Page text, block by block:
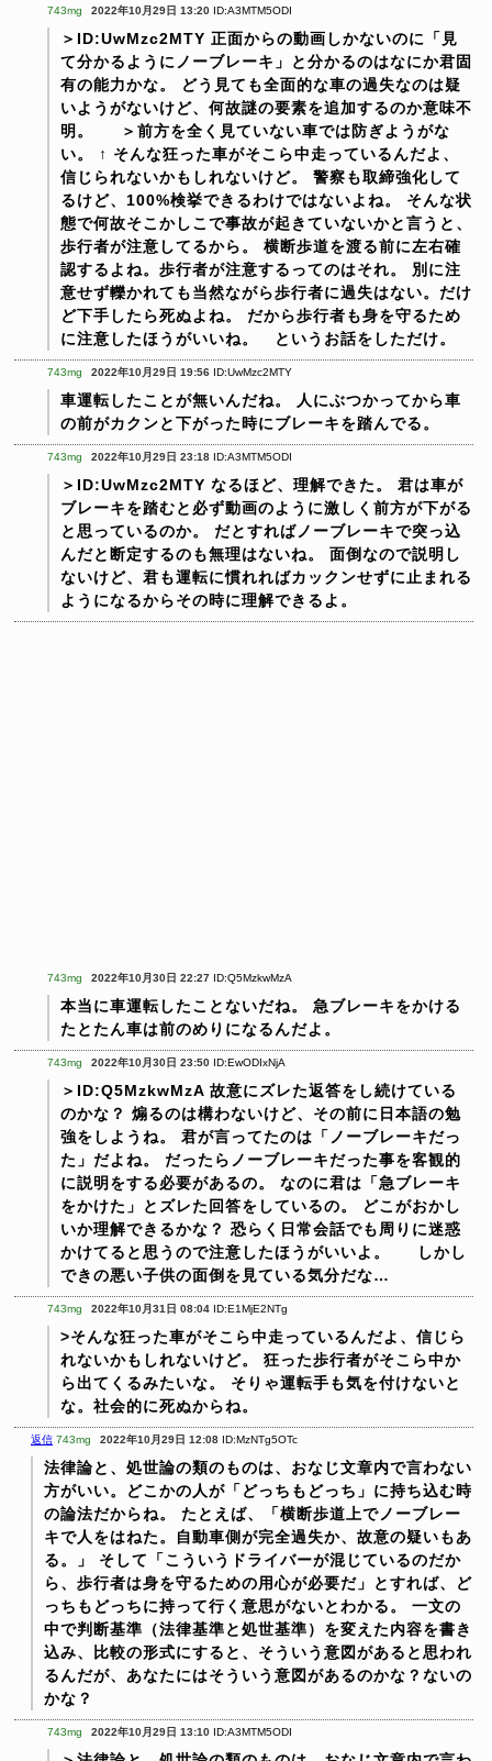
743mg 2022年10月29日 13:20 ID:A3MTM5ODI
＞ID:UwMzc2MTY 正面からの動画しかないのに「見
て分かるようにノーブレーキ」と分かるのはなにか君固
有の能力かな。
どう見ても全面的な車の過失なのは疑
いようがないけど、何故謎の要素を追加するのか意味不
明。
＞前方を全く見ていない車では防ぎようがな
い。
↑ そんな狂った車がそこら中走っているんだよ、
信じられないかもしれないけど。
警察も取締強化して
るけど、100%検挙できるわけではないよね。
そんな状
態で何故そこかしこで事故が起きていないかと言うと、
歩行者が注意してるから。
横断歩道を渡る前に左右確
認するよね。歩行者が注意するってのはそれ。
別に注
意せず轢かれても当然ながら歩行者に過失はない。だけ
ど下手したら死ぬよね。
だから歩行者も身を守るため
に注意したほうがいいね。 というお話をしただけ。
743mg 2022年10月29日 19:56 ID:UwMzc2MTY
車運転したことが無いんだね。
人にぶつかってから車
の前がカクンと下がった時にブレーキを踏んでる。
743mg 2022年10月29日 23:18 ID:A3MTM5ODI
＞ID:UwMzc2MTY なるほど、理解できた。
君は車が
ブレーキを踏むと必ず動画のように激しく前方が下がる
と思っているのか。
だとすればノーブレーキで突っ込
んだと断定するのも無理はないね。
面倒なので説明し
ないけど、君も運転に慣れればカックンせずに止まれる
ようになるからその時に理解できるよ。
743mg 2022年10月30日 22:27 ID:Q5MzkwMzA
本当に車運転したことないだね。
急ブレーキをかける
たとたん車は前のめりになるんだよ。
743mg 2022年10月30日 23:50 ID:EwODIxNjA
＞ID:Q5MzkwMzA 故意にズレた返答をし続けている
のかな？ 煽るのは構わないけど、その前に日本語の勉
強をしようね。
君が言ってたのは「ノーブレーキだっ
た」だよね。
だったらノーブレーキだった事を客観的
に説明をする必要があるの。
なのに君は「急ブレーキ
をかけた」とズレた回答をしているの。
どこがおかし
いか理解できるかな？ 恐らく日常会話でも周りに迷惑
かけてると思うので注意したほうがいいよ。
しかし
できの悪い子供の面倒を見ている気分だな…
743mg 2022年10月31日 08:04 ID:E1MjE2NTg
>そんな狂った車がそこら中走っているんだよ、信じら
れないかもしれないけど。
狂った歩行者がそこら中か
ら出てくるみたいな。
そりゃ運転手も気を付けないと
な。社会的に死ぬからね。
返信 743mg 2022年10月29日 12:08 ID:MzNTg5OTc
法律論と、処世論の類のものは、おなじ文章内で言わない
方がいい。どこかの人が「どっちもどっち」に持ち込む時
の論法だからね。
たとえば、「横断歩道上でノーブレー
キで人をはねた。自動車側が完全過失か、故意の疑いもあ
る。」
そして「こういうドライバーが混じているのだか
ら、歩行者は身を守るための用心が必要だ」とすれば、ど
っちもどっちに持って行く意思がないとわかる。
一文の
中で判断基準（法律基準と処世基準）を変えた内容を書き
込み、比較の形式にすると、そういう意図があると思われ
るんだが、あなたにはそういう意図があるのかな？ないの
かな？
743mg 2022年10月29日 13:10 ID:A3MTM5ODI